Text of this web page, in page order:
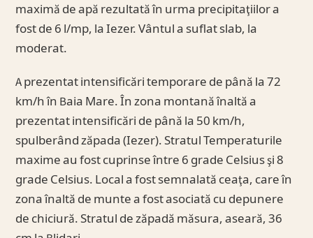
maximă de apă rezultată în urma precipitaţiilor a
fost de 6 l/mp, la Iezer. Vântul a suflat slab, la
moderat.
A prezentat intensificări temporare de până la 72
km/h în Baia Mare. În zona montană înaltă a
prezentat intensificări de până la 50 km/h,
spulberând zăpada (Iezer). Stratul Temperaturile
maxime au fost cuprinse între 6 grade Celsius şi 8
grade Celsius. Local a fost semnalată ceaţa, care în
zona înaltă de munte a fost asociată cu depunere
de chiciură. Stratul de zăpadă măsura, aseară, 36